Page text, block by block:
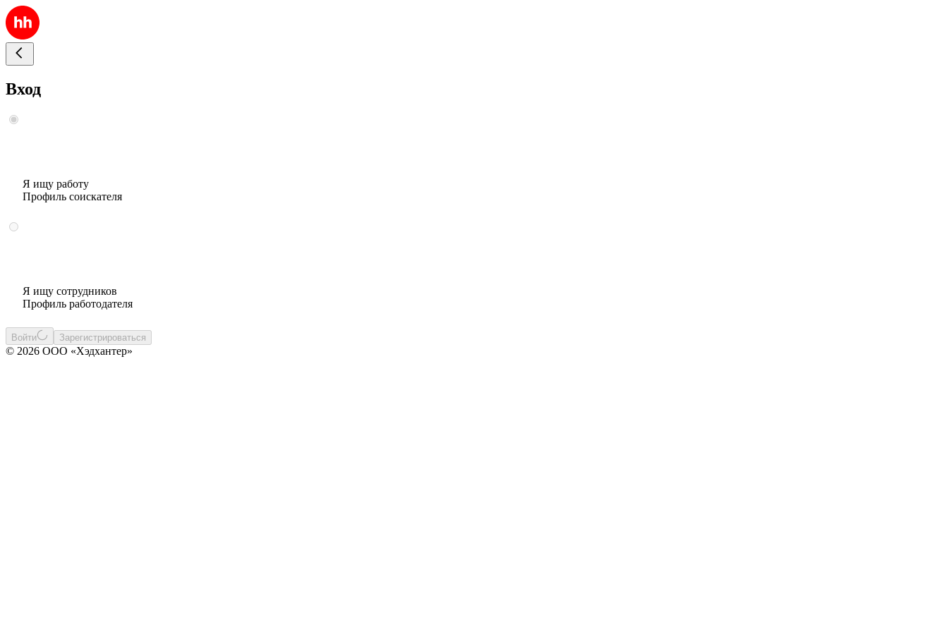
Вход
Я ищу работу
Профиль соискателя
Я ищу сотрудников
Профиль работодателя
Войти Зарегистрироваться
© 2026 ООО «Хэдхантер»